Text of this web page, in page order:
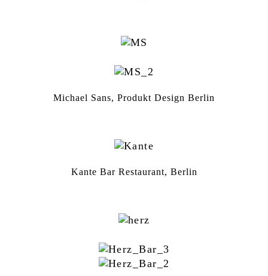
Michael Sans, Produkt Design Berlin
Kante Bar Restaurant, Berlin